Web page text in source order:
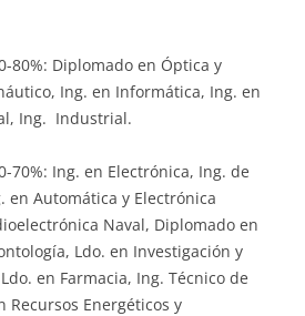
80%: Diplomado en Óptica y
Ing. en Informática, Ing. en
Ing. Industrial.
70%: Ing. en Electrónica, Ing. de
en Automática y Electrónica
Naval, Diplomado en
Ldo. en Investigación y
en Farmacia, Ing. Técnico de
Recursos Energéticos y